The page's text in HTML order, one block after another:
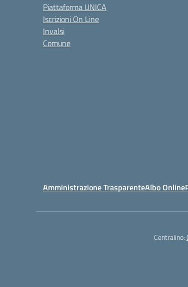
Piattaforma UNICA
Iscrizioni On Line
Invalsi
Comune
Amministrazione TrasparenteAlbo Online
Centralino: